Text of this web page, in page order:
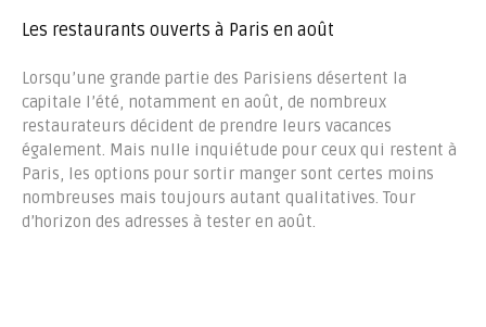
Les restaurants ouverts à Paris en août
Lorsqu’une grande partie des Parisiens désertent la
capitale l’été, notamment en août, de nombreux
restaurateurs décident de prendre leurs vacances
également. Mais nulle inquiétude pour ceux qui restent à
Paris, les options pour sortir manger sont certes moins
nombreuses mais toujours autant qualitatives. Tour
d’horizon des adresses à tester en août.